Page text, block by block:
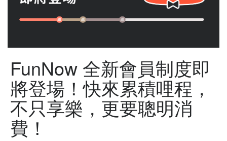
FunNow 全新會員制度即
將登場！快來累積哩程，
不只享樂，更要聰明消
費！